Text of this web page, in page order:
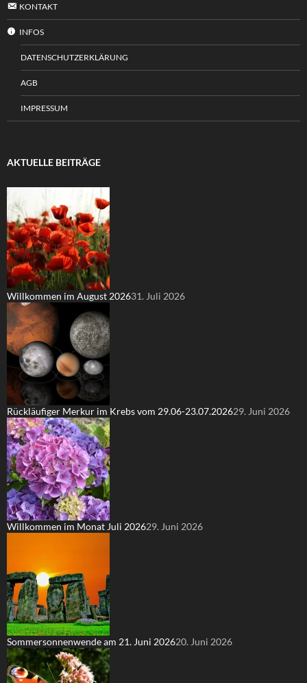
KONTAKT
INFOS
DATENSCHUTZERKLÄRUNG
AGB
IMPRESSUM
AKTUELLE BEITRÄGE
Willkommen im August 202631. Juli 2026
Rückläufiger Merkur im Krebs vom 29.06-23.07.202629. Juni 2026
Willkommen im Monat Juli 202629. Juni 2026
Sommersonnenwende am 21. Juni 202620. Juni 2026